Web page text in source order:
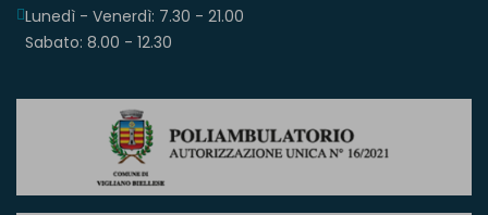
Lunedì - Venerdì: 7.30 - 21.00
Sabato: 8.00 - 12.30